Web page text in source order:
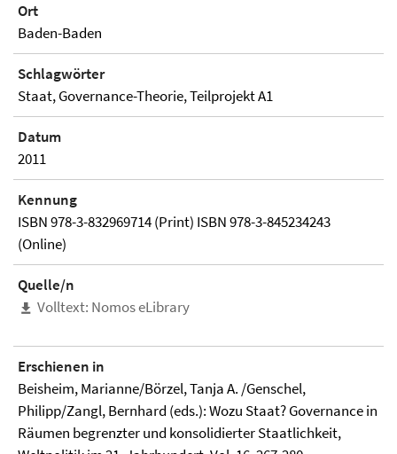
Ort
Baden-Baden
Schlagwörter
Staat, Governance-Theorie, Teilprojekt A1
Datum
2011
Kennung
ISBN 978-3-832969714 (Print) ISBN 978-3-845234243
(Online)
Quelle/n
Volltext: Nomos eLibrary
Erschienen in
Beisheim, Marianne/Börzel, Tanja A. /Genschel,
Philipp/Zangl, Bernhard (eds.): Wozu Staat? Governance in
Räumen begrenzter und konsolidierter Staatlichkeit,